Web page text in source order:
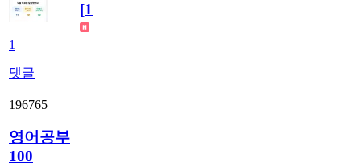
1
댓글
[1]
196765
영어공부
100